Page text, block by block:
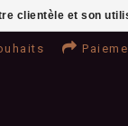
clientèle et son